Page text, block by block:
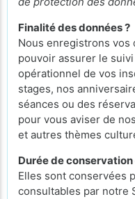
Finalité des données ?
Nous enregistrons vos
pouvoir assurer le
opérationnel de vos
stages, nos
séances ou des
pour vous aviser de
et autres thèmes
Durée de
Elles sont conservées
consultables par notre